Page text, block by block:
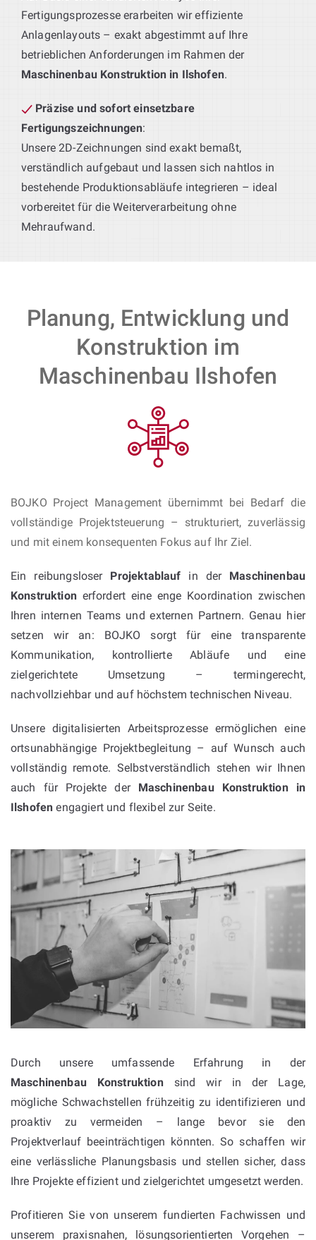
Fertigungsprozesse erarbeiten wir effiziente
Anlagenlayouts – exakt abgestimmt auf Ihre
betrieblichen Anforderungen im Rahmen der
Maschinenbau Konstruktion in Ilshofen.
Präzise und sofort einsetzbare
Fertigungszeichnungen:
Unsere 2D-Zeichnungen sind exakt bemaßt,
verständlich aufgebaut und lassen sich nahtlos in
bestehende Produktionsabläufe integrieren – ideal
vorbereitet für die Weiterverarbeitung ohne
Mehraufwand.
Planung, Entwicklung und
Konstruktion im
Maschinenbau Ilshofen
BOJKO Project Management übernimmt bei Bedarf die
vollständige Projektsteuerung – strukturiert, zuverlässig
und mit einem konsequenten Fokus auf Ihr Ziel.
Ein reibungsloser Projektablauf in der Maschinenbau
Konstruktionerfordert eine enge Koordination zwischen
Ihren internen Teams und externen Partnern. Genau hier
setzen wir an: BOJKO sorgt für eine transparente
Kommunikation, kontrollierte Abläufe und eine
zielgerichtete Umsetzung – termingerecht,
nachvollziehbar und auf höchstem technischen Niveau.
Unsere digitalisierten Arbeitsprozesse ermöglichen eine
ortsunabhängige Projektbegleitung – auf Wunsch auch
vollständig remote. Selbstverständlich stehen wir Ihnen
auch für Projekte der Maschinenbau Konstruktion in
Ilshofen engagiert und flexibel zur Seite.
Durch unsere umfassende Erfahrung in der
Maschinenbau Konstruktionsind wir in der Lage,
mögliche Schwachstellen frühzeitig zu identifizieren und
proaktiv zu vermeiden – lange bevor sie den
Projektverlauf beeinträchtigen könnten. So schaffen wir
eine verlässliche Planungsbasis und stellen sicher, dass
Ihre Projekte effizient und zielgerichtet umgesetzt werden.
Profitieren Sie von unserem fundierten Fachwissen und
unserem praxisnahen, lösungsorientierten Vorgehen –